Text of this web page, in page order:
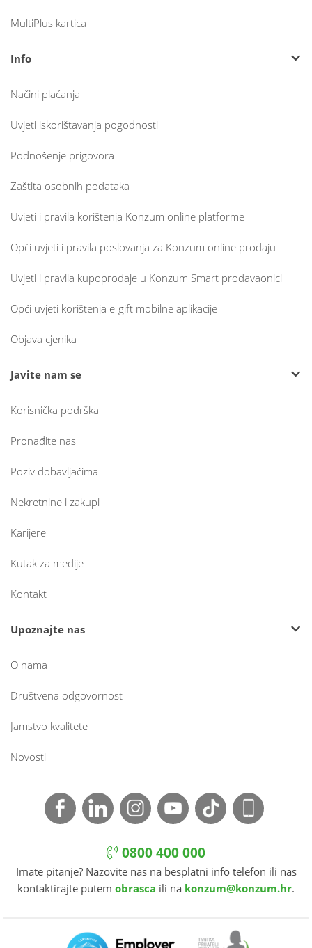
MultiPlus kartica
Info
Načini plaćanja
Uvjeti iskorištavanja pogodnosti
Podnošenje prigovora
Zaštita osobnih podataka
Uvjeti i pravila korištenja Konzum online platforme
Opći uvjeti i pravila poslovanja za Konzum online prodaju
Uvjeti i pravila kupoprodaje u Konzum Smart prodavaonici
Opći uvjeti korištenja e-gift mobilne aplikacije
Objava cjenika
Javite nam se
Korisnička podrška
Pronađite nas
Poziv dobavljačima
Nekretnine i zakupi
Karijere
Kutak za medije
Kontakt
Upoznajte nas
O nama
Društvena odgovornost
Jamstvo kvalitete
Novosti
0800 400 000
Imate pitanje? Nazovite nas na besplatni info telefon ili nas
kontaktirajte putem obrasca ili na konzum@konzum.hr.